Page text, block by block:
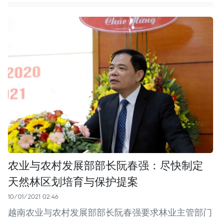
农业与农村发展部部长阮春强：尽快制定
天然林区划培育与保护提案
10/01/2021 02:46
越南农业与农村发展部部长阮春强要求林业主管部门